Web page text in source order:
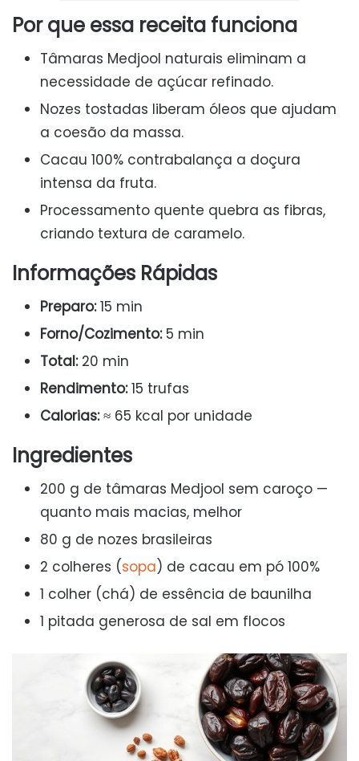
Por que essa receita funciona
Tâmaras Medjool naturais eliminam a
necessidade de açúcar refinado.
Nozes tostadas liberam óleos que ajudam
a coesão da massa.
Cacau 100% contrabalança a doçura
intensa da fruta.
Processamento quente quebra as fibras,
criando textura de caramelo.
Informações Rápidas
Preparo:15 min
Forno/Cozimento:5 min
Total:20 min
Rendimento:15 trufas
Calorias:≈ 65 kcal por unidade
Ingredientes
200 g de tâmaras Medjool sem caroço —
quanto mais macias, melhor
80 g de nozes brasileiras
2 colheres (sopa) de cacau em pó 100%
1 colher (chá) de essência de baunilha
1 pitada generosa de sal em flocos